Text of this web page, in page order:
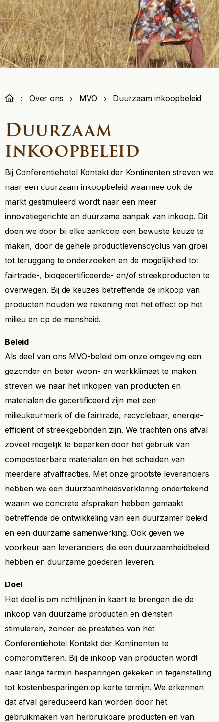
Over ons MVO Duurzaam inkoopbeleid
Duurzaam
inkoopbeleid
Bij Conferentiehotel Kontakt der Kontinenten streven we
naar een duurzaam inkoopbeleid waarmee ook de
markt gestimuleerd wordt naar een meer
innovatiegerichte en duurzame aanpak van inkoop. Dit
doen we door bij elke aankoop een bewuste keuze te
maken, door de gehele productlevenscyclus van groei
tot teruggang te onderzoeken en de mogelijkheid tot
fairtrade-, biogecertificeerde- en/of streekproducten te
overwegen. Bij de keuzes betreffende de inkoop van
producten houden we rekening met het effect op het
milieu en op de mensheid.
Beleid
Als deel van ons MVO-beleid om onze omgeving een
gezonder en beter woon- en werkklimaat te maken,
streven we naar het inkopen van producten en
materialen die gecertificeerd zijn met een
milieukeurmerk of die fairtrade, recyclebaar, energie-
efficiënt of streekgebonden zijn. We trachten ons afval
zoveel mogelijk te beperken door het gebruik van
composteerbare materialen en het scheiden van
meerdere afvalfracties. Met onze grootste leveranciers
hebben we een duurzaamheidsverklaring ondertekend
waarin we concrete afspraken hebben gemaakt
betreffende de ontwikkeling van een duurzamer beleid
en een duurzame samenwerking. Ook geven we
voorkeur aan leveranciers die een duurzaamheidbeleid
hebben en duurzame goederen leveren.
Doel
Het doel is om richtlijnen in kaart te brengen die de
inkoop van duurzame producten en diensten
stimuleren, zonder de prestaties van het
Conferentiehotel Kontakt der Kontinenten te
compromitteren. Bij de inkoop van producten wordt
naar lange termijn besparingen gekeken in tegenstelling
tot kostenbesparingen op korte termijn. We erkennen
dat afval gereduceerd kan worden door het
gebruikmaken van herbruikbare producten en van